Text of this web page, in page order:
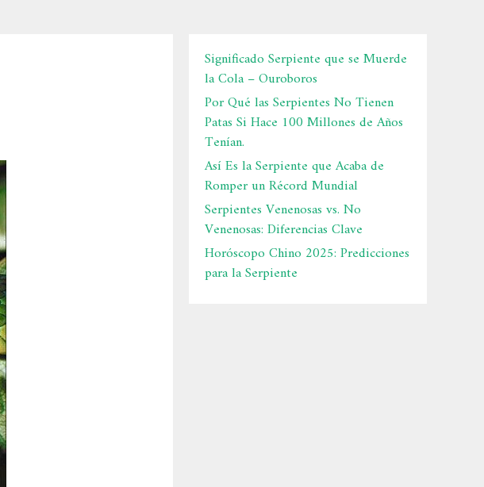
Significado Serpiente que se Muerde
la Cola – Ouroboros
Por Qué las Serpientes No Tienen
Patas Si Hace 100 Millones de Años
Tenían.
Así Es la Serpiente que Acaba de
Romper un Récord Mundial
Serpientes Venenosas vs. No
Venenosas: Diferencias Clave
Horóscopo Chino 2025: Predicciones
para la Serpiente